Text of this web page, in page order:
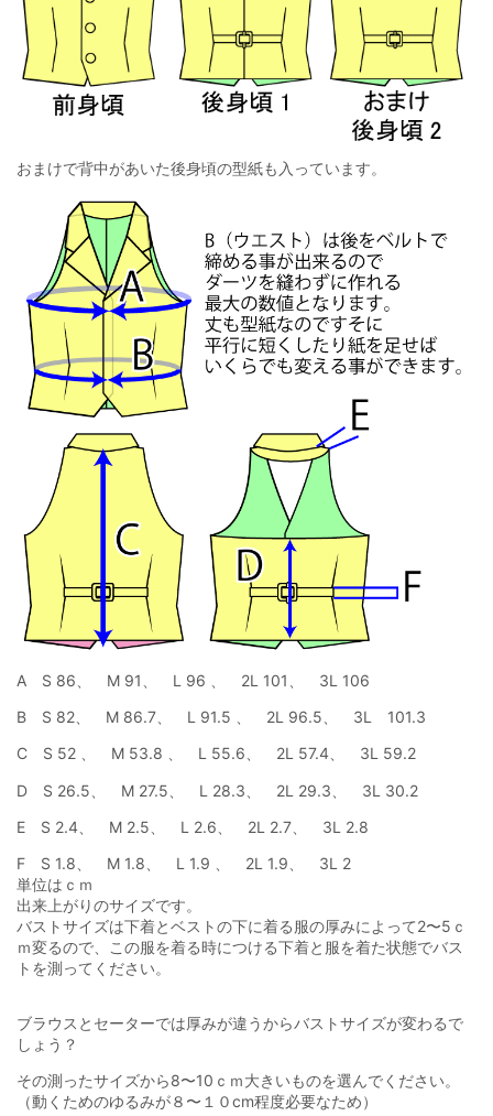
おまけで背中があいた後身頃の型紙も入っています。
A S 86、 M 91、 L 96 、 2L 101、 3L 106
B S 82、 M 86.7、 L 91.5 、 2L 96.5、 3L 101.3
C S 52 、 M 53.8 、 L 55.6、 2L 57.4、 3L 59.2
D S 26.5、 M 27.5、 L 28.3、 2L 29.3、 3L 30.2
E S 2.4、 M 2.5、 L 2.6、 2L 2.7、 3L 2.8
F S 1.8、 M 1.8、 L 1.9 、 2L 1.9、 3L 2
単位はｃｍ
出来上がりのサイズです。
バストサイズは下着とベストの下に着る服の厚みによって2〜5ｃ
ｍ変るので、この服を着る時につける下着と服を着た状態でバス
トを測ってください。
ブラウスとセーターでは厚みが違うからバストサイズが変わるで
しょう？
その測ったサイズから8〜10ｃｍ大きいものを選んでください。
（動くためのゆるみが８〜１０cm程度必要なため）